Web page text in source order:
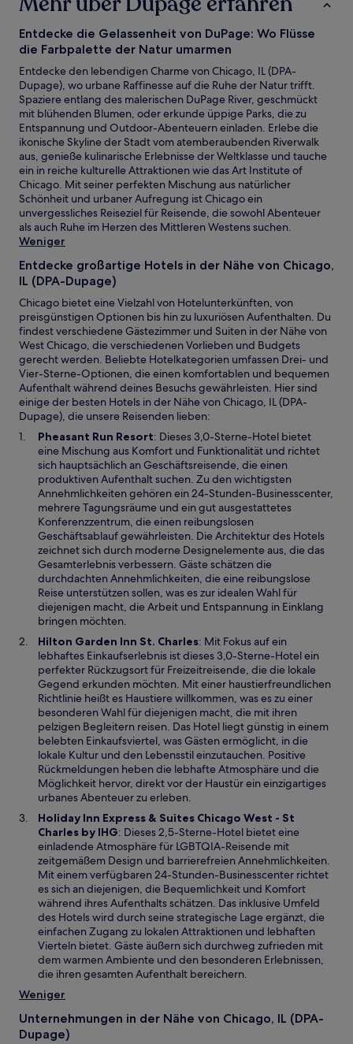
Entdecke die Gelassenheit von DuPage: Wo Flüsse
die Farbpalette der Natur umarmen
Entdecke den lebendigen Charme von Chicago, IL (DPA-
Dupage), wo urbane Raffinesse auf die Ruhe der Natur trifft.
Spaziere entlang des malerischen DuPage River, geschmückt
mit blühenden Blumen, oder erkunde üppige Parks, die zu
Entspannung und Outdoor-Abenteuern einladen. Erlebe die
ikonische Skyline der Stadt vom atemberaubenden Riverwalk
aus, genieße kulinarische Erlebnisse der Weltklasse und tauche
ein in reiche kulturelle Attraktionen wie das Art Institute of
Chicago. Mit seiner perfekten Mischung aus natürlicher
Schönheit und urbaner Aufregung ist Chicago ein
unvergessliches Reiseziel für Reisende, die sowohl Abenteuer
als auch Ruhe im Herzen des Mittleren Westens suchen.
Weniger
Entdecke großartige Hotels in der Nähe von Chicago,
IL (DPA-Dupage)
Chicago bietet eine Vielzahl von Hotelunterkünften, von
preisgünstigen Optionen bis hin zu luxuriösen Aufenthalten. Du
findest verschiedene Gästezimmer und Suiten in der Nähe von
West Chicago, die verschiedenen Vorlieben und Budgets
gerecht werden. Beliebte Hotelkategorien umfassen Drei- und
Vier-Sterne-Optionen, die einen komfortablen und bequemen
Aufenthalt während deines Besuchs gewährleisten. Hier sind
einige der besten Hotels in der Nähe von Chicago, IL (DPA-
Dupage), die unsere Reisenden lieben:
Pheasant Run ResortW
i
r
d
i
n
e
i
n
e
m
n
e
n
F
e
n
s
t
e
r
g
e
ö
f
f
n
e
t
: Dieses 3,0-Sterne-Hotel bietet
eine Mischung aus Komfort und Funktionalität und richtet
sich hauptsächlich an Geschäftsreisende, die einen
produktiven Aufenthalt suchen. Zu den wichtigsten
Annehmlichkeiten gehören ein 24-Stunden-Businesscenter,
mehrere Tagungsräume und ein gut ausgestattetes
Konferenzzentrum, die einen reibungslosen
Geschäftsablauf gewährleisten. Die Architektur des Hotels
zeichnet sich durch moderne Designelemente aus, die das
Gesamterlebnis verbessern. Gäste schätzen die
durchdachten Annehmlichkeiten, die eine reibungslose
Reise unterstützen sollen, was es zur idealen Wahl für
diejenigen macht, die Arbeit und Entspannung in Einklang
bringen möchten.
Hilton Garden Inn St. CharlesW
i
r
d
i
n
e
i
n
e
m
e
u
e
n
F
e
n
s
t
e
r
g
e
f
: Mit Fokus auf ein
lebhaftes Einkaufserlebnis ist dieses 3,0-Sterne-Hotel ein
perfekter Rückzugsort für Freizeitreisende, die die lokale
Gegend erkunden möchten. Mit einer haustierfreundlichen
Richtlinie heißt es Haustiere willkommen, was es zu einer
besonderen Wahl für diejenigen macht, die mit ihren
pelzigen Begleitern reisen. Das Hotel liegt günstig in einem
belebten Einkaufsviertel, was Gästen ermöglicht, in die
lokale Kultur und den Lebensstil einzutauchen. Positive
Rückmeldungen heben die lebhafte Atmosphäre und die
Möglichkeit hervor, direkt vor der Haustür ein einzigartiges
urbanes Abenteuer zu erleben.
Holiday Inn Express & Suites Chicago West - St
Charles by IHGW
i
r
d
i
n
e
i
n
e
m
u
: Dieses 2,5-Sterne-Hotel bietet eine
einladende Atmosphäre für LGBTQIA-Reisende mit
zeitgemäßem Design und barrierefreien Annehmlichkeiten.
Mit einem verfügbaren 24-Stunden-Businesscenter richtet
es sich an diejenigen, die Bequemlichkeit und Komfort
während ihres Aufenthalts schätzen. Das inklusive Umfeld
des Hotels wird durch seine strategische Lage ergänzt, die
einfachen Zugang zu lokalen Attraktionen und lebhaften
Vierteln bietet. Gäste äußern sich durchweg zufrieden mit
dem warmen Ambiente und den besonderen Erlebnissen,
die ihren gesamten Aufenthalt bereichern.
Weniger
Unternehmungen in der Nähe von Chicago, IL (DPA-
Dupage)